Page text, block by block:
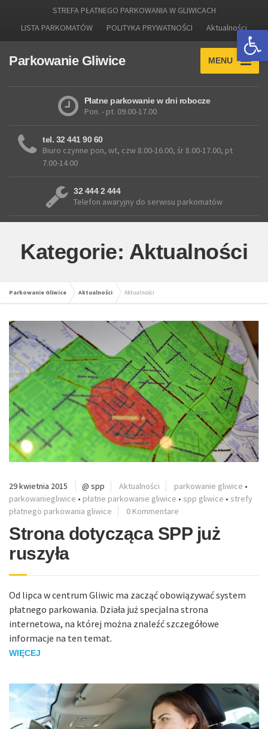
STREFA PŁATNEGO PARKOWANIA W GLIWICACH
LISTA PARKOMATÓW
POLITYKA PRYWATNOŚCI Aktualności
Parkowanie Gliwice MENU
Płatne parkowanie w dni robocze
Pon. - pt. 09.00-17.00
tel. 32 441 90 60
Biuro czynne pon, wt, czw 8.00-16.00, śr 8.00-17.00, pt
7.00-14.00
32 444 2 444
Telefon awaryjny do serwisu parkomatów
Kategorie: Aktualności
Parkowanie Gliwice Aktualności Aktualności
29 kwietnia 2015 @ spp Aktualności parkowanie gliwice •
parkowaniegliwice • płatne parkowanie gliwice • spp gliwice • strefy
płatnego parkowania gliwice
0 Kommentare
Strona dotycząca SPP już
ruszyła
Od lipca w centrum Gliwic ma zacząć obowiązywać system
płatnego parkowania. Działa już specjalna strona
internetowa, na której można znaleźć szczegółowe
informacje na ten temat.
WIĘCEJ